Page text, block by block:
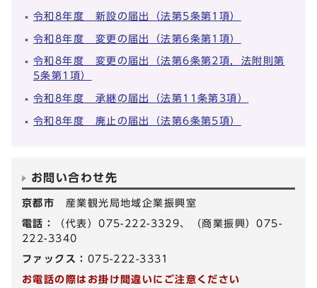
令和8年度 新設の届出（法第5条第1項）
令和8年度 変更の届出（法第6条第1項）
令和8年度 変更の届出（法第6条第2項，法附則第
5条第1項）
令和8年度 承継の届出（法第11条第3項）
令和8年度 廃止の届出（法第6条第5項）
お問い合わせ先
京都市 産業観光局地域企業振興室
電話：
（代表）075-222-3329、（商業振興）075-
222-3340
ファックス： 075-222-3331
お電話の際はお掛け間違いにご注意ください